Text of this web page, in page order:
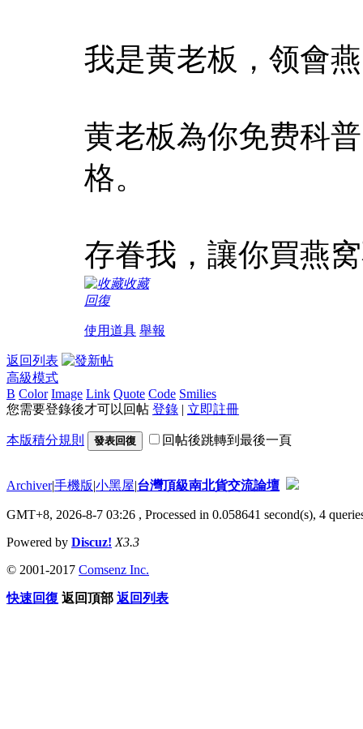
我是黄老板，领會
黄老板為你免费科
格。
存眷我，讓你買燕
收藏
回復
使用道具 舉報
返回列表
高級模式
B Color Image Link Quote Code Smilies
您需要登錄後才可以回帖 登錄 | 立即註冊
本版積分規則 發表回復 回帖後跳轉到最後一頁
Archiver|手機版|小黑屋|台灣頂級南北貨交流論壇
GMT+8, 2026-8-7 03:26 , Processed in 0.058641 second(s), 4
Powered by Discuz! X3.3
© 2001-2017 Comsenz Inc.
快速回復 返回頂部 返回列表